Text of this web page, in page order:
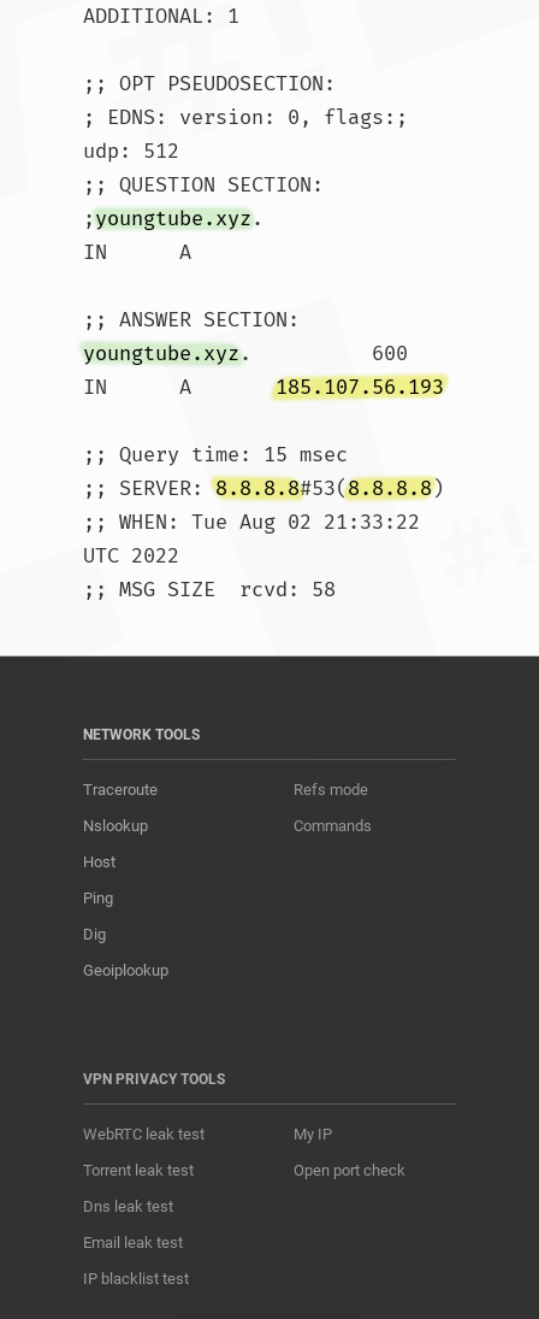
ADDITIONAL: 1
;; OPT PSEUDOSECTION:
; EDNS: version: 0, flags:;
udp: 512
;; QUESTION SECTION:
;youngtube.xyz.
IN	A
youngtube.xyz.		600
IN	A 185.107.56.193
;; Query time: 15 msec
;; SERVER: 8.8.8.8#53(8.8.8.8)
;; WHEN: Tue Aug 02 21:33:22
UTC 2022
NETWORK TOOLS
Traceroute
Nslookup
Host
Ping
Dig
Geoiplookup
Refs mode
Commands
VPN PRIVACY TOOLS
WebRTC leak test
Torrent leak test
Dns leak test
Email leak test
IP blacklist test
My IP
Open port check